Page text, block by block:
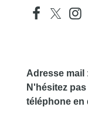
Adresse mail
N'hésitez
téléphone en